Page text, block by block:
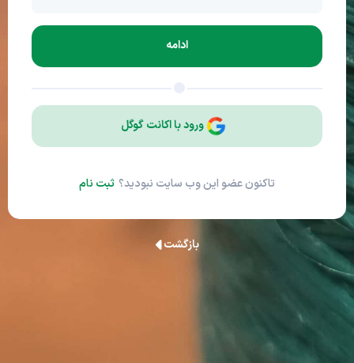
ادامه
ورود با اکانت گوگل
تاکنون عضو این وب سایت نبودید؟ ثبت نام
بازگشت